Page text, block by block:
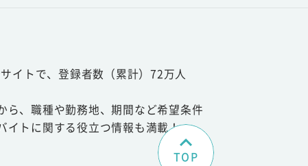
イトで、登録者数（累計）72万人
ら、職種や勤務地、期間など希望条件
イトに関する役立つ情報も満載！
TOP